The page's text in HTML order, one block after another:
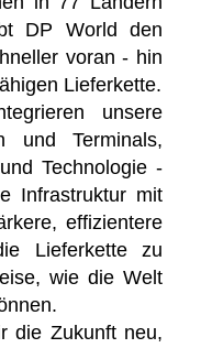
DP World den
voran - hin
Lieferkette.
unsere
und Terminals,
Technologie -
Infrastruktur mit
effizientere
Lieferkette zu
wie die Welt
die Zukunft neu,